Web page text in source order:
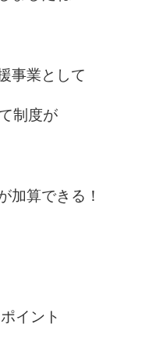
事業として
制度が
加算できる！
イント